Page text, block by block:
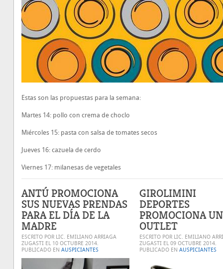
Estas son las propuestas para la semana:
Martes 14: pollo con crema de choclo
Miércoles 15: pasta con salsa de tomates secos
Jueves 16: cazuela de cerdo
Viernes 17: milanesas de vegetales
ANTÚ PROMOCIONA
SUS NUEVAS PRENDAS
PARA EL DÍA DE LA
MADRE
ESCRITO POR LIC. EMILIANO ARRIAGA
ZUGASTI EL 10 OCTUBRE 2014.
PUBLICADO EN AUSPICIANTES
GIROLIMINI
DEPORTES
PROMOCIONA UN
OUTLET
ESCRITO POR LIC. EMILIANO
ZUGASTI EL 09 OCTUBRE 2014.
PUBLICADO EN AUSPICIANTES